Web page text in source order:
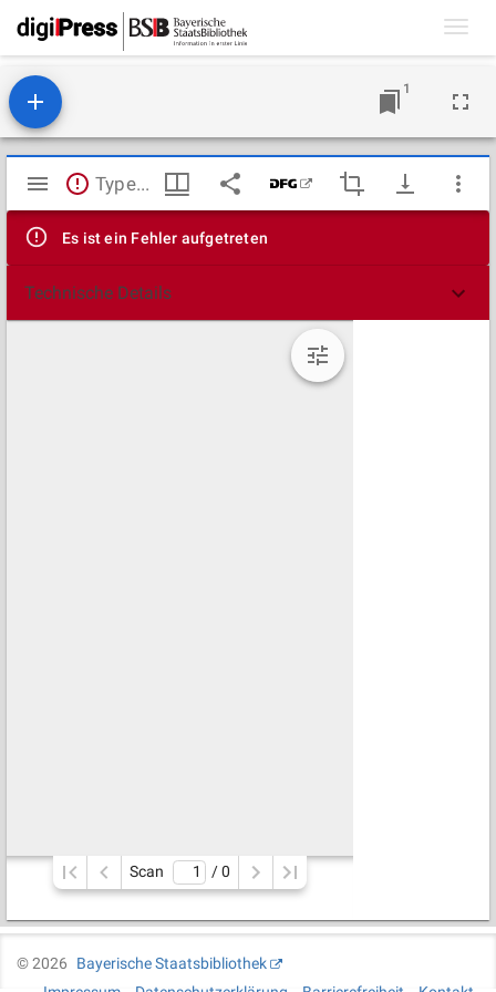
1
Mirador
Viewer
TypeError: Failed to fetch
Es ist ein Fehler aufgetreten
Technische Details
Scan / 0
©2026
Bayerische Staatsbibliothek